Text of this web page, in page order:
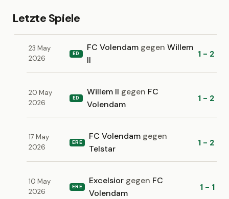
Letzte Spiele
23 May
2026
ED
FC Volendam gegen Willem
II
1 - 2
20 May
2026
ED
Willem II gegen FC
Volendam
1 - 2
17 May
2026
ERE
FC Volendam gegen
Telstar
1 - 2
10 May
2026
ERE
Excelsior gegen FC
Volendam
1 - 1